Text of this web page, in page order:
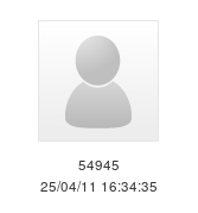
54945
25/04/11 16:34:35